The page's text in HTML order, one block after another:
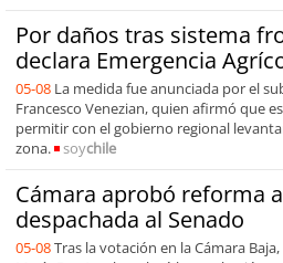
Por daños tras sistema
declara Emergencia
05-08 La medida fue anunciada por el
Francesco Venezian, quien afirmó que
permitir con el gobierno regional
zona.
soychile
Cámara aprobó reforma
despachada al Senado
05-08Tras la votación en la Cámara